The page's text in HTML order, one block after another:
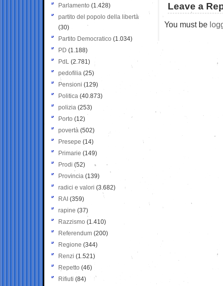
Leave a
You must be
Parlamento (1.428)
partito del popolo della libertà
(30)
Partito Democratico (1.034)
PD (1.188)
PdL (2.781)
pedofilia (25)
Pensioni (129)
Politica (40.873)
polizia (253)
Porto (12)
povertà (502)
Presepe (14)
Primarie (149)
Prodi (52)
Provincia (139)
radici e valori (3.682)
RAI (359)
rapine (37)
Razzismo (1.410)
Referendum (200)
Regione (344)
Renzi (1.521)
Repetto (46)
Rifiuti (84)